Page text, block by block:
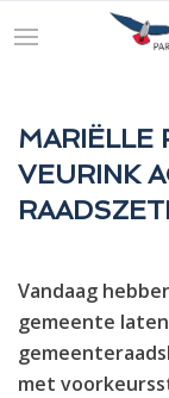
MARIËLLE
VEURINK
Vandaag
gemeente
met